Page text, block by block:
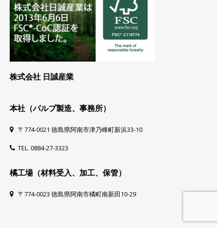
株式会社 日誠産業
本社（パルプ製造、事務所）
〒774-0021 徳島県阿南市津乃峰町新浜33-10
TEL. 0884-27-3323
橘工場（材料受入、加工、保管）
〒774-0023 徳島県阿南市橘町南新田10-29